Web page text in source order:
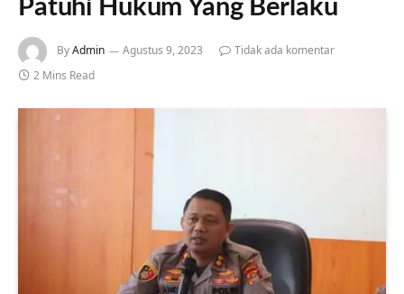
Patuhi Hukum Yang Berlaku
ByAdmin Agustus 9, 2023
Tidak ada komentar
2 Mins Read